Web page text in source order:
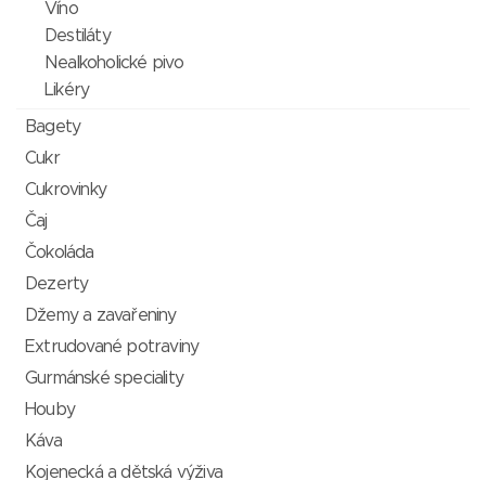
Víno
Destiláty
Nealkoholické pivo
Likéry
Bagety
Cukr
Cukrovinky
Čaj
Čokoláda
Dezerty
Džemy a zavařeniny
Extrudované potraviny
Gurmánské speciality
Houby
Káva
Kojenecká a dětská výživa